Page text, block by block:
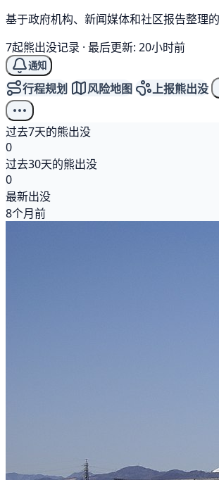
基于政府机构、新闻媒体和社区报告整理的
7起熊出没记录 · 最后更新: 20小时前
通知
行程规划 风险地图 上报熊出没
过去7天的熊出没
0
过去30天的熊出没
0
最新出没
8个月前